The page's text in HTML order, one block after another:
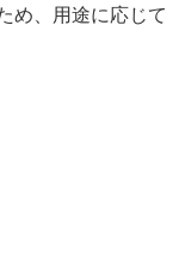
め、用途に応じて